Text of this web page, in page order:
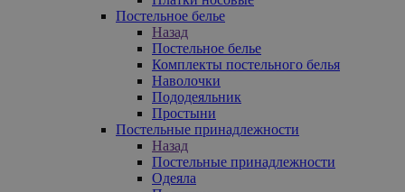
Постельное белье
Назад
Постельное белье
Комплекты постельного белья
Наволочки
Пододеяльник
Простыни
Постельные принадлежности
Назад
Постельные принадлежности
Одеяла